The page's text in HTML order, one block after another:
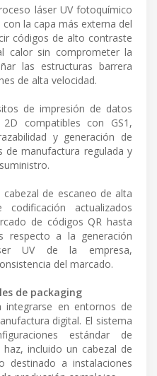
láser UV fotoquímico
la capa más externa del
códigos de alto contraste
calor sin comprometer la
las estructuras barrera
de alta velocidad.
de impresión de datos
compatibles con GS1,
y generación de
de manufactura regulada y
de escaneo de alta
actualizados
de códigos QR hasta
respecto a la generación
UV de la empresa,
del marcado.
de packaging
integrarse en entornos de
digital. El sistema
estándar de
incluido un cabezal de
destinado a instalaciones